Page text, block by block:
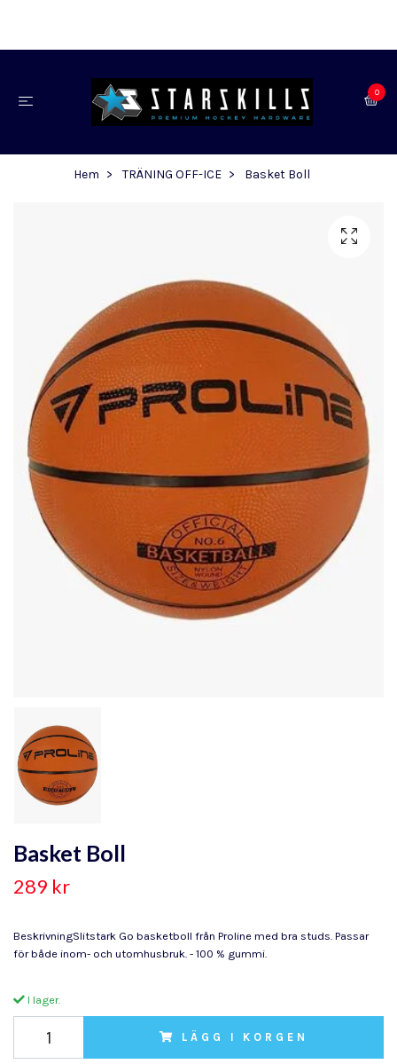
0
Hem TRÄNING OFF-ICE Basket Boll
Basket Boll
289 kr
BeskrivningSlitstark Go basketboll från Proline med bra studs. Passar
för både inom- och utomhusbruk. - 100 % gummi.
I lager.
LÄGG I KORGEN